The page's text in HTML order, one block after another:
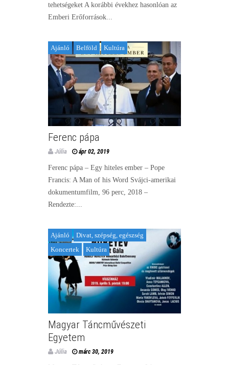
tehetségeket A korábbi évekhez hasonlóan az
Emberi Erőforrások...
Ajánló Belföld Kultúra
Ferenc pápa
Júlia ápr 02, 2019
Ferenc pápa – Egy hiteles ember – Pope
Francis: A Man of his Word Svájci-amerikai
dokumentumfilm, 96 perc, 2018 –
Rendezte:...
Ajánló
Divat, szépség, egészség
Koncertek
Kultúra
Magyar Táncművészeti
Egyetem
Júlia márc 30, 2019